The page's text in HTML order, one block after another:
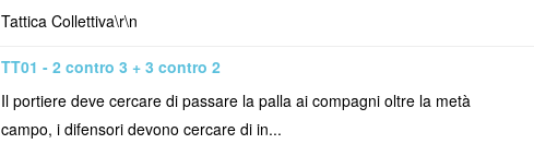
Tattica Collettiva\r\n
TT01 - 2 contro 3 + 3 contro 2
Il portiere deve cercare di passare la palla ai compagni oltre la metà
campo, i difensori devono cercare di in...